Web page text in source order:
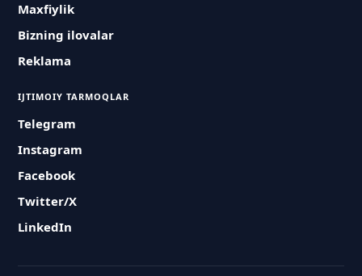
Maxfiylik
Bizning ilovalar
Reklama
IJTIMOIY TARMOQLAR
Telegram
Instagram
Facebook
Twitter/X
LinkedIn